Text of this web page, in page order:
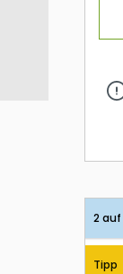
2 auf
Tipp